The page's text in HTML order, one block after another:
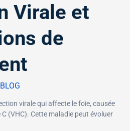
Virale et
de
BLOG
virale qui affecte le foie, causée
C (VHC). Cette maladie peut évoluer